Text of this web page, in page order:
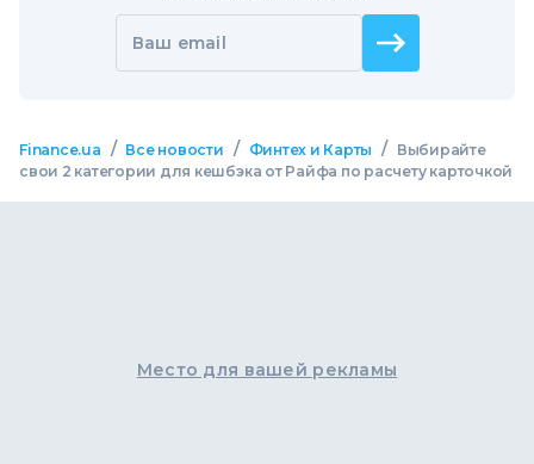
Ваш email
Finance.ua / Все новости / Финтех и Карты /
Выбирайте
свои 2 категории для кешбэка от Райфа по расчету карточкой
Место для вашей рекламы